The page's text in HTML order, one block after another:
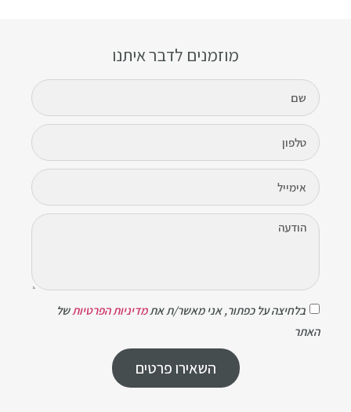
מוזמנים לדבר איתנו
בלחיצה על כפתור, אני מאשר/ת אתמדיניות הפרטיותשל
האתר
השאירו פרטים